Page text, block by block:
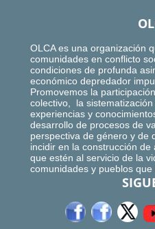
OLCA es una organización
comunidades en conflicto
condiciones de profunda
económico depredador
Promovemos la
colectivo, la
experiencias y
desarrollo de procesos de
perspectiva de género y de
incidir en la construcción
que estén al servicio de la
comunidades y pueblos que